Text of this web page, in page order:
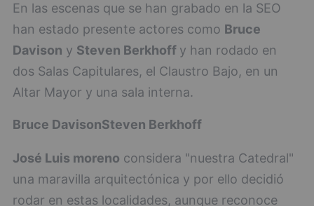
En las escenas que se han grabado en la SEO
han estado presente actores como Bruce
Davison y Steven Berkhoff y han rodado en
dos Salas Capitulares, el Claustro Bajo, en un
Altar Mayor y una sala interna.
Bruce DavisonSteven Berkhoff
José Luis moreno considera "nuestra Catedral"
una maravilla arquitectónica y por ello decidió
rodar en estas localidades, aunque reconoce